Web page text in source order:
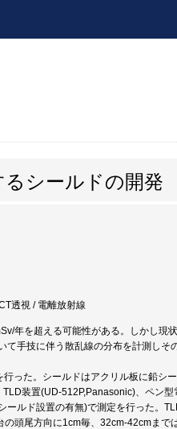
シールドの開発
透視 / 電離放射線
年を超える可能性がある。しかし現
手技に伴う散乱線の分布を計測しそ
った。シールドはアクリル板に鉛シ
装置(UD-512P,Panasonic)、ペン
ルド設置の有無)で測定を行った。
頭尾方向に1cm毎、32cm-42cmまで